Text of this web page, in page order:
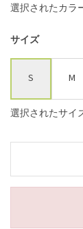
選択されたカラ
サイズ
S M
選択されたサイ